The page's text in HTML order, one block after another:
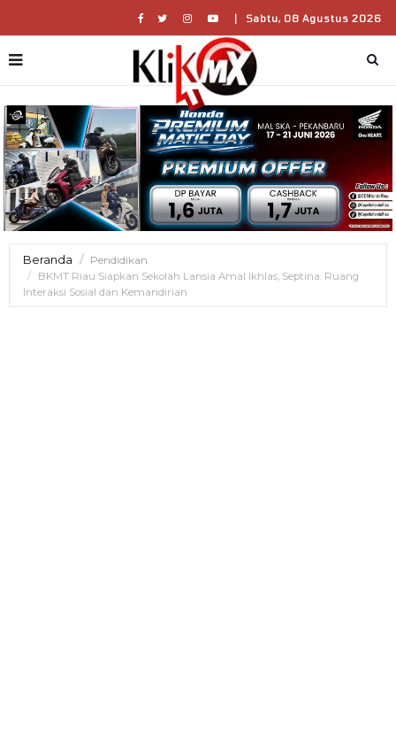
| Sabtu, 08 Agustus 2026
Beranda
Pendidikan
BKMT Riau Siapkan Sekolah Lansia Amal Ikhlas, Septina: Ruang
Interaksi Sosial dan Kemandirian